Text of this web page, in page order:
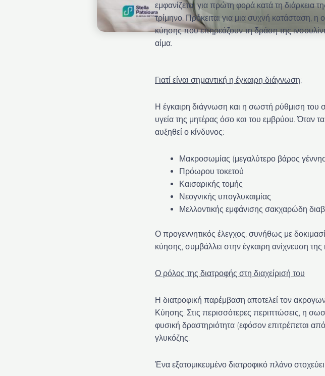
εμφανίζεται για πρώτη φορά κατά τη διάρκεια
τρίμηνο. Πρόκειται για μια συχνή κατάσταση, η
κύησης που επηρεάζουν τη δράση της
αίμα.
Γιατί είναι σημαντική η έγκαιρη διάγνωση;
Η έγκαιρη διάγνωση και η σωστή ρύθμιση του
υγεία της μητέρας όσο και του εμβρύου. Όταν
αυξηθεί ο κίνδυνος:
Μακροσωμίας (μεγαλύτερο βάρος
Πρόωρου τοκετού
Καισαρικής τομής
Νεογνικής υπογλυκαιμίας
Μελλοντικής εμφάνισης σακχαρώδη
Ο προγεννητικός έλεγχος, συνήθως με
κύησης, συμβάλλει στην έγκαιρη ανίχνευση
Ο ρόλος της διατροφής στη διαχείρισή του
Η διατροφική παρέμβαση αποτελεί τον
Κύησης. Στις περισσότερες περιπτώσεις, η
φυσική δραστηριότητα (εφόσον επιτρέπεται
γλυκόζης.
Ένα εξατομικευμένο διατροφικό πλάνο